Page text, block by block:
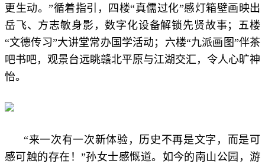
更生动。”循着指引，四楼“真儒过化”感灯箱壁画映出
岳飞、方志敏身影，数字化设备解锁先贤故事；五楼
“文德传习”大讲堂常办国学活动；六楼“九派画图”伴茶
吧书吧，观景台远眺赣北平原与江湖交汇，令人心旷神
怡。
“来一次有一次新体验，历史不再是文字，而是可
感可触的存在！”孙女士感慨道。如今的南山公园，游